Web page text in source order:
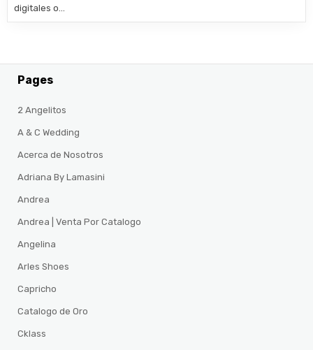
digitales o…
Pages
2 Angelitos
A & C Wedding
Acerca de Nosotros
Adriana By Lamasini
Andrea
Andrea | Venta Por Catalogo
Angelina
Arles Shoes
Capricho
Catalogo de Oro
Cklass